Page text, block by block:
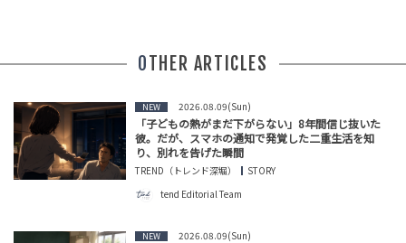
OTHER ARTICLES
NEW 2026.08.09(Sun)
「子どもの熱がまだ下がらない」8年間信じ抜いた
彼。だが、スマホの通知で発覚した二重生活を知
り、別れを告げた瞬間
TREND（トレンド深堀）
STORY
tend Editorial Team
NEW 2026.08.09(Sun)